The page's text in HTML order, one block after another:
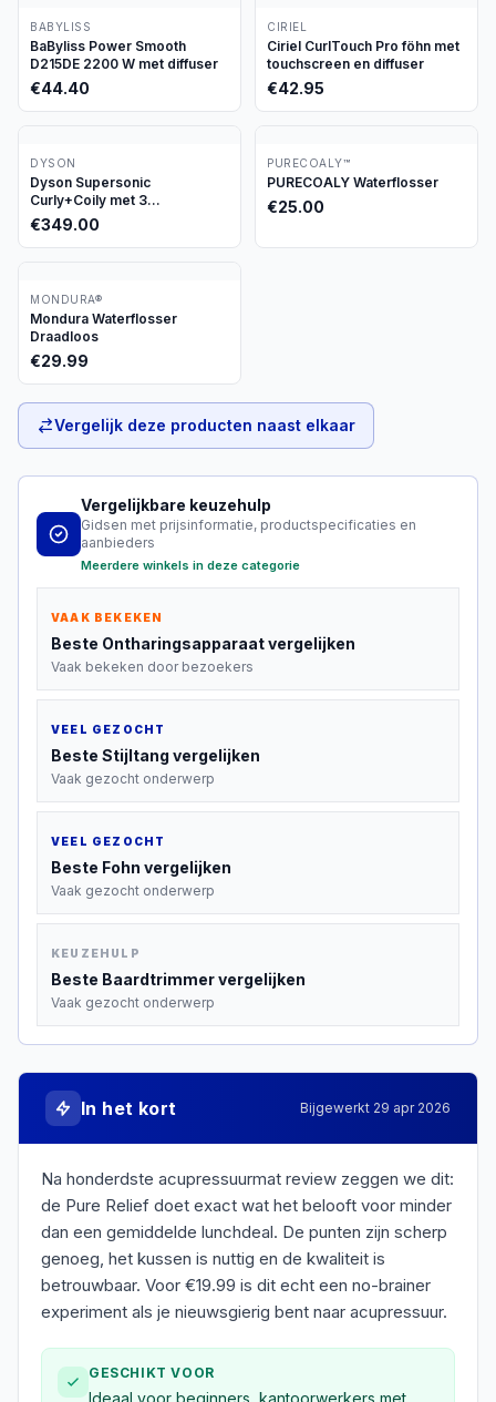
BABYLISS
BaByliss Power Smooth
D215DE 2200 W met diffuser
€44.40
CIRIEL
Ciriel CurlTouch Pro föhn met
touchscreen en diffuser
€42.95
DYSON
Dyson Supersonic
Curly+Coily met 3
opzetstukken
€349.00
PURECOALY™
PURECOALY Waterflosser
€25.00
MONDURA®
Mondura Waterflosser
Draadloos
€29.99
Vergelijk deze producten naast elkaar
Vergelijkbare keuzehulp
Gidsen met prijsinformatie, productspecificaties en
aanbieders
Meerdere winkels in deze categorie
VAAK BEKEKEN
Beste Ontharingsapparaatvergelijken
Vaak bekeken door bezoekers
VEEL GEZOCHT
Beste Stijltang vergelijken
Vaak gezocht onderwerp
VEEL GEZOCHT
Beste Fohn vergelijken
Vaak gezocht onderwerp
KEUZEHULP
Beste Baardtrimmervergelijken
Vaak gezocht onderwerp
In het kort Bijgewerkt 29 apr 2026
Na honderdste acupressuurmat review zeggen we dit:
de Pure Relief doet exact wat het belooft voor minder
dan een gemiddelde lunchdeal. De punten zijn scherp
genoeg, het kussen is nuttig en de kwaliteit is
betrouwbaar. Voor €19.99 is dit echt een no-brainer
experiment als je nieuwsgierig bent naar acupressuur.
GESCHIKT VOOR
Ideaal voor beginners, kantoorwerkers met